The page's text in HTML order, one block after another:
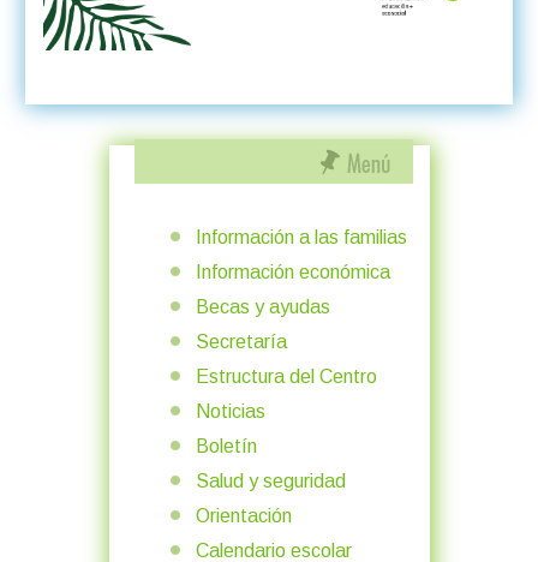
Información a las familias
Información económica
Becas y ayudas
Secretaría
Estructura del Centro
Noticias
Boletín
Salud y seguridad
Orientación
Calendario escolar